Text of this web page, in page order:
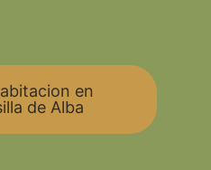
en
de Alba